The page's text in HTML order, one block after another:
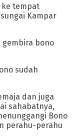
ke tempat
Kampar
gembira bono
sudah
dan juga
sahabatnya,
Bono
perahu-perahu